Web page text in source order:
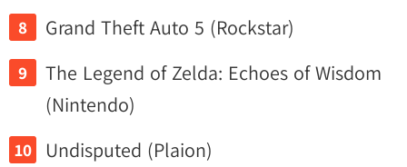
Grand Theft Auto 5 (Rockstar)
The Legend of Zelda: Echoes of Wisdom
(Nintendo)
Undisputed (Plaion)